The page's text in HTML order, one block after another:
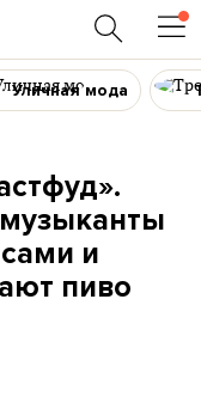
Уличная мода
и
пиво